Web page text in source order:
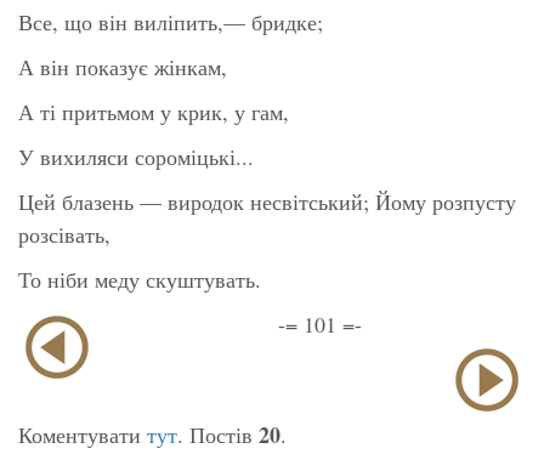
Все, що він виліпить,— бридке;
А він показує жінкам,
А ті притьмом у крик, у гам,
У вихиляси сороміцькі...
Цей блазень — виродок несвітський; Йому розпусту
розсівать,
То ніби меду скуштувать.
-= 101 =-
Коментувати тут. Постів 20.